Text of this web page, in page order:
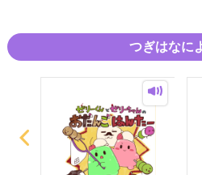
つぎはなに